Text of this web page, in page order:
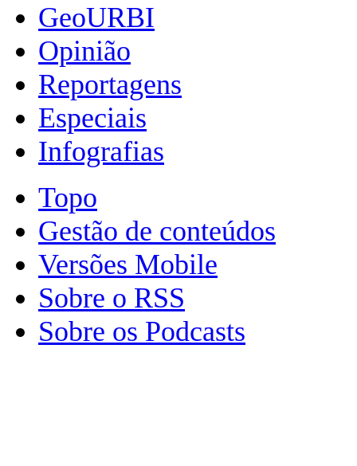
GeoURBI
Opinião
Reportagens
Especiais
Infografias
Topo
Gestão de conteúdos
Versões Mobile
Sobre o RSS
Sobre os Podcasts